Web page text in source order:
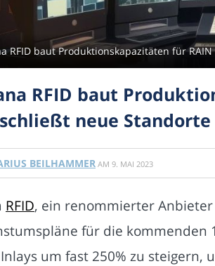
RFID baut Produktionskapazitäten für
RFID baut
neue Standorte
BEILHAMMER AM 9. MAI 2023
RFID, ein renommierter Anbieter
für die kommenden
Inlays um fast 250% zu